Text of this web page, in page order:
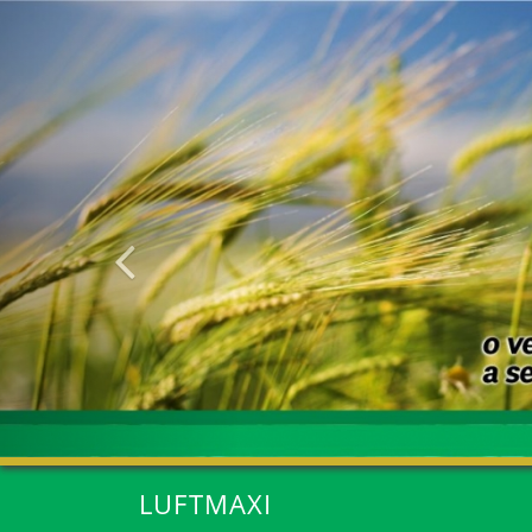
Anterior
LUFTMAXI